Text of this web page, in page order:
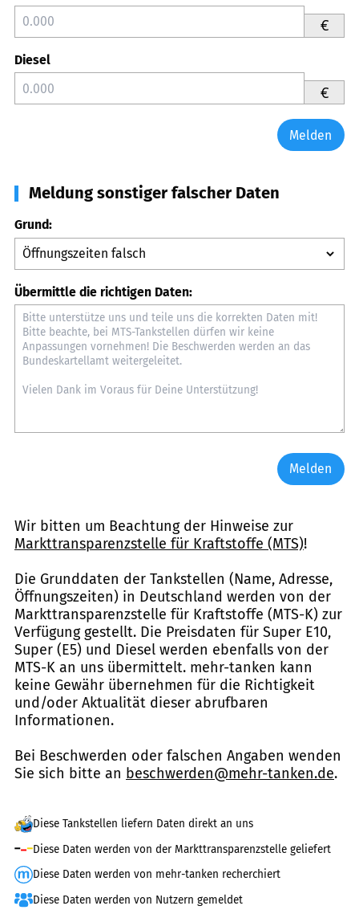
€
Diesel
€
Melden
Meldung sonstiger falscher Daten
Grund:
Übermittle die richtigen Daten:
Melden
Wir bitten um Beachtung der Hinweise zur
Markttransparenzstelle für Kraftstoffe (MTS)!
Die Grunddaten der Tankstellen (Name, Adresse,
Öffnungszeiten) in Deutschland werden von der
Markttransparenzstelle für Kraftstoffe (MTS-K) zur
Verfügung gestellt. Die Preisdaten für Super E10,
Super (E5) und Diesel werden ebenfalls von der
MTS-K an uns übermittelt. mehr-tanken kann
keine Gewähr übernehmen für die Richtigkeit
und/oder Aktualität dieser abrufbaren
Informationen.
Bei Beschwerden oder falschen Angaben wenden
Sie sich bitte an beschwerden@mehr-tanken.de.
Diese Tankstellen liefern Daten direkt an uns
Diese Daten werden von der Markttransparenzstelle geliefert
Diese Daten werden von mehr-tanken recherchiert
Diese Daten werden von Nutzern gemeldet